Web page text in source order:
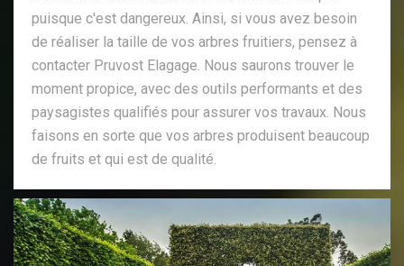
puisque c'est dangereux. Ainsi, si vous avez besoin
de réaliser la taille de vos arbres fruitiers, pensez à
contacter Pruvost Elagage. Nous saurons trouver le
moment propice, avec des outils performants et des
paysagistes qualifiés pour assurer vos travaux. Nous
faisons en sorte que vos arbres produisent beaucoup
de fruits et qui est de qualité.